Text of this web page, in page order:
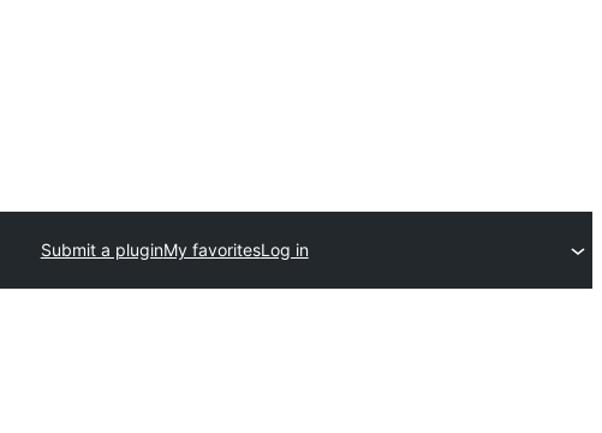
Submit a pluginMy favoritesLog in